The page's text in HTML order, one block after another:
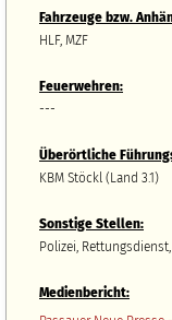
Fahrzeuge bzw.A
HLF, MZF
Feuerwehren:
---
Überörtliche
KBM Stöckl (Land 3.1)
Sonstige Stellen:
Polizei,
Medienbericht: